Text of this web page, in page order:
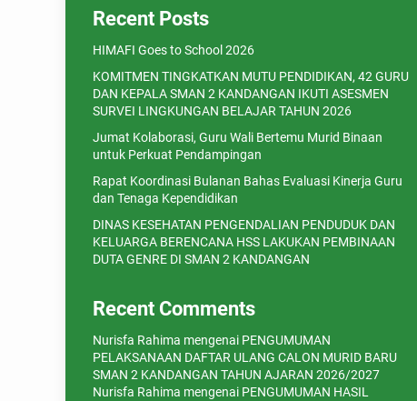
Recent Posts
HIMAFI Goes to School 2026
KOMITMEN TINGKATKAN MUTU PENDIDIKAN, 42 GURU
DAN KEPALA SMAN 2 KANDANGAN IKUTI ASESMEN
SURVEI LINGKUNGAN BELAJAR TAHUN 2026
Jumat Kolaborasi, Guru Wali Bertemu Murid Binaan
untuk Perkuat Pendampingan
Rapat Koordinasi Bulanan Bahas Evaluasi Kinerja Guru
dan Tenaga Kependidikan
DINAS KESEHATAN PENGENDALIAN PENDUDUK DAN
KELUARGA BERENCANA HSS LAKUKAN PEMBINAAN
DUTA GENRE DI SMAN 2 KANDANGAN
Recent Comments
Nurisfa Rahima mengenai PENGUMUMAN
PELAKSANAAN DAFTAR ULANG CALON MURID BARU
SMAN 2 KANDANGAN TAHUN AJARAN 2026/2027
Nurisfa Rahima mengenai PENGUMUMAN HASIL